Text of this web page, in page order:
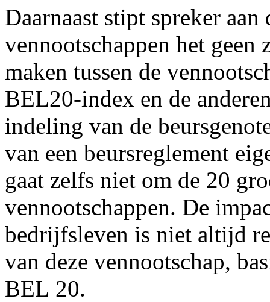
Daarnaast stipt spreker
vennootschappen het geen
maken tussen de
BEL20-index en de
indeling van de
van een beursreglement
gaat zelfs niet om de 20
vennootschappen. De
bedrijfsleven is niet altijd
van deze vennootschap,
BEL 20.